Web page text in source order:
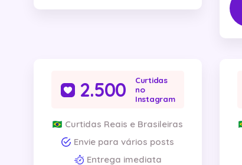
2.500
Curtidas
no
Instagram
Curtidas Reais e Brasileiras
Envie para vários posts
Entrega imediata